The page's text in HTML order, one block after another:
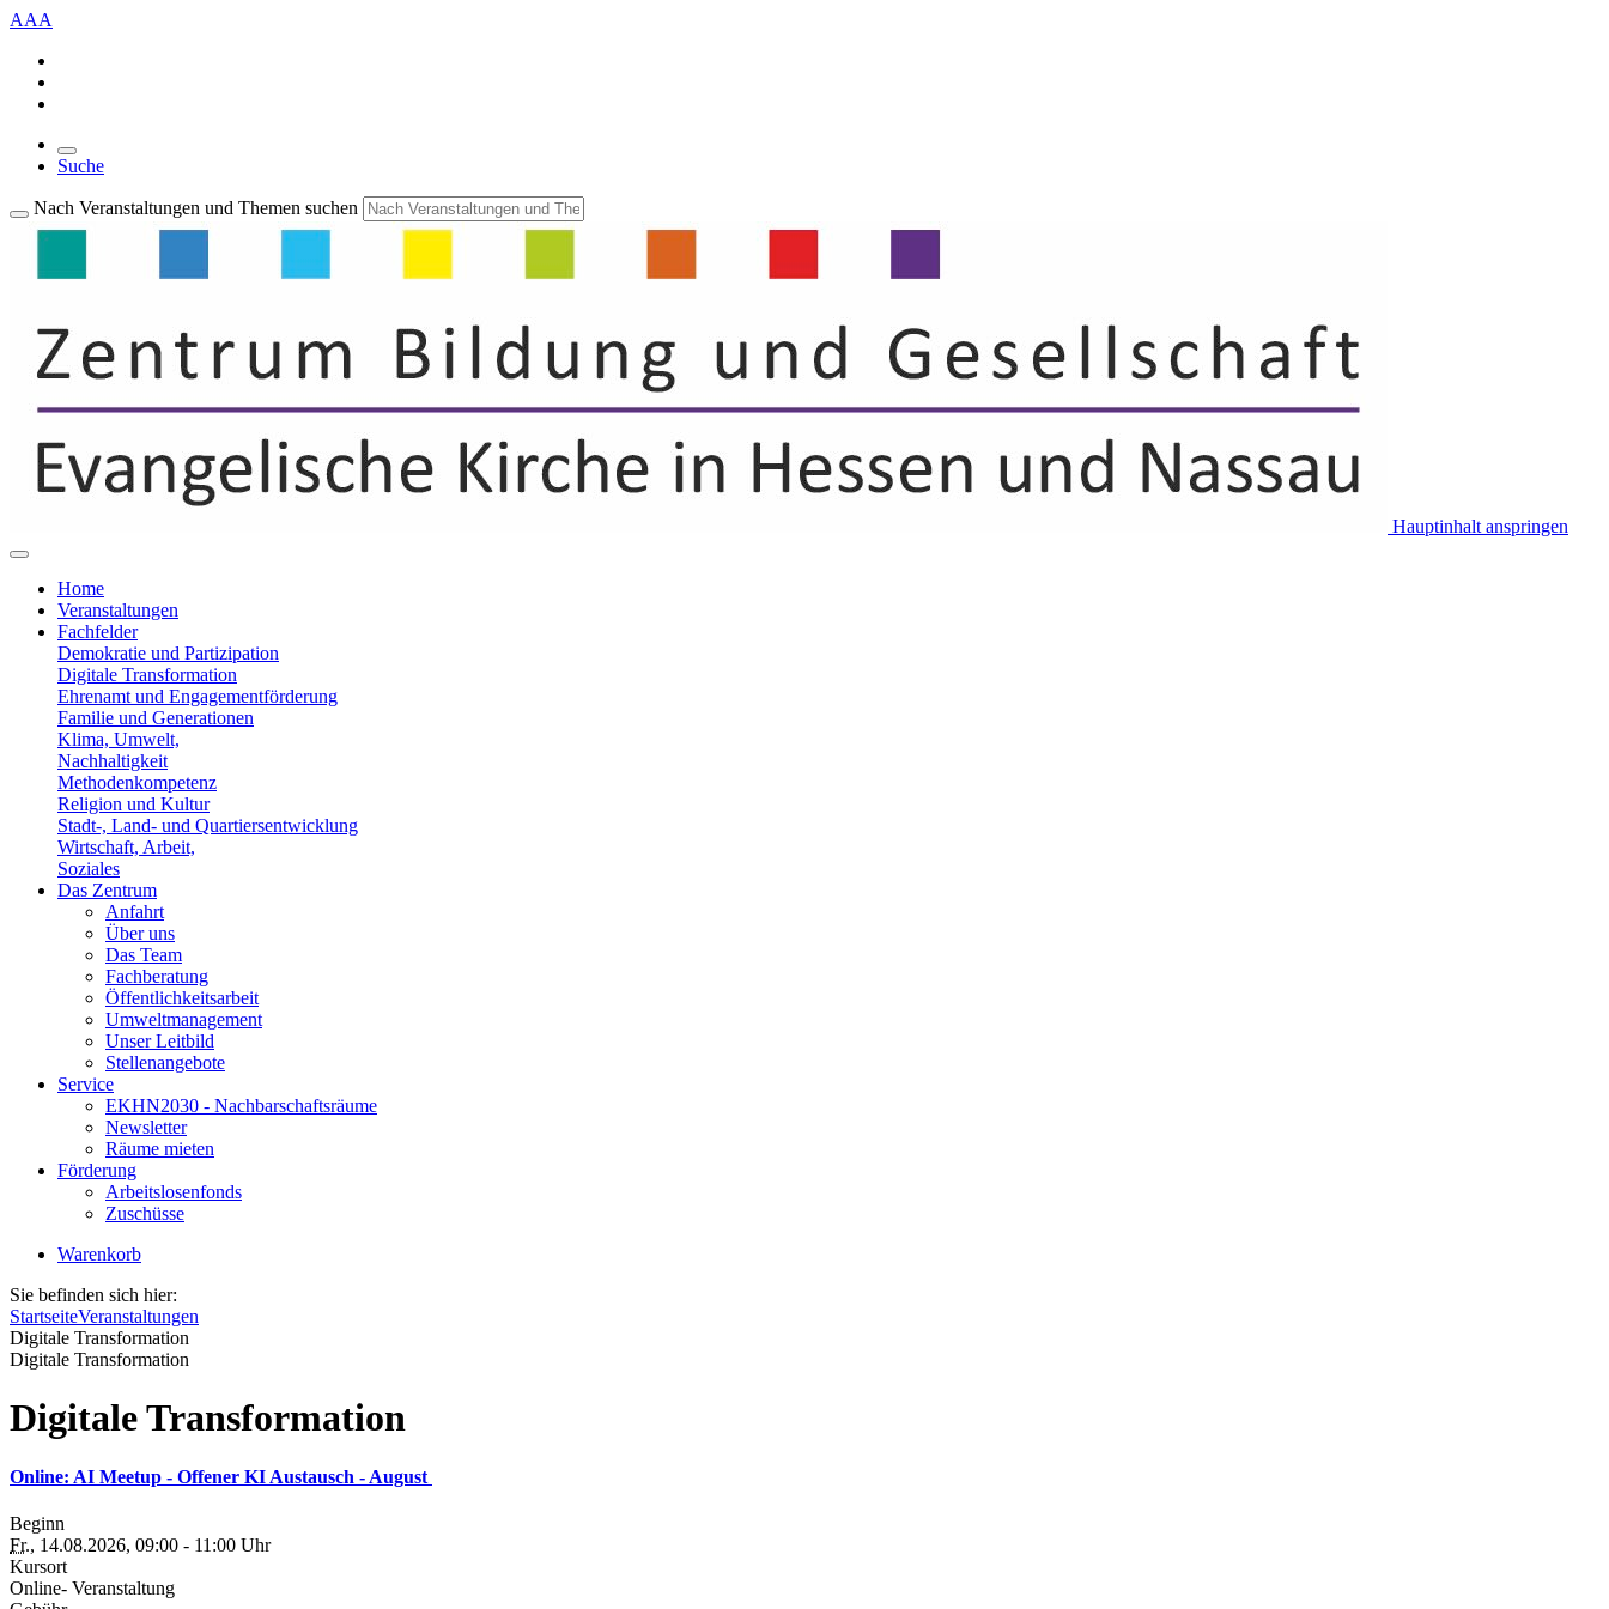
AAA
Suche
Nach Veranstaltungen und Themen suchen
Hauptinhalt anspringen
Home
Veranstaltungen
Fachfelder
Demokratie und Partizipation
Digitale Transformation
Ehrenamt und Engagementförderung
Familie und Generationen
Klima, Umwelt,
Nachhaltigkeit
Methodenkompetenz
Religion und Kultur
Stadt-, Land- und Quartiersentwicklung
Wirtschaft, Arbeit,
Soziales
Das Zentrum
Anfahrt
Über uns
Das Team
Fachberatung
Öffentlichkeitsarbeit
Umweltmanagement
Unser Leitbild
Stellenangebote
Service
EKHN2030 - Nachbarschaftsräume
Newsletter
Räume mieten
Förderung
Arbeitslosenfonds
Zuschüsse
Warenkorb
Sie befinden sich hier:
StartseiteVeranstaltungen
Digitale Transformation
Digitale Transformation
Digitale Transformation
Online: AI Meetup - Offener KI Austausch - August
Beginn
Fr., 14.08.2026, 09:00 - 11:00 Uhr
Kursort
Online- Veranstaltung